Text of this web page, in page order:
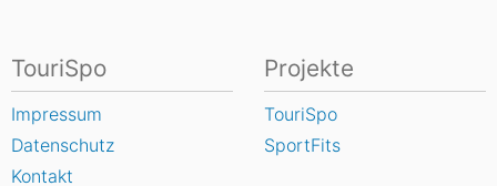
TouriSpo
Impressum
Datenschutz
Kontakt
Projekte
TouriSpo
SportFits